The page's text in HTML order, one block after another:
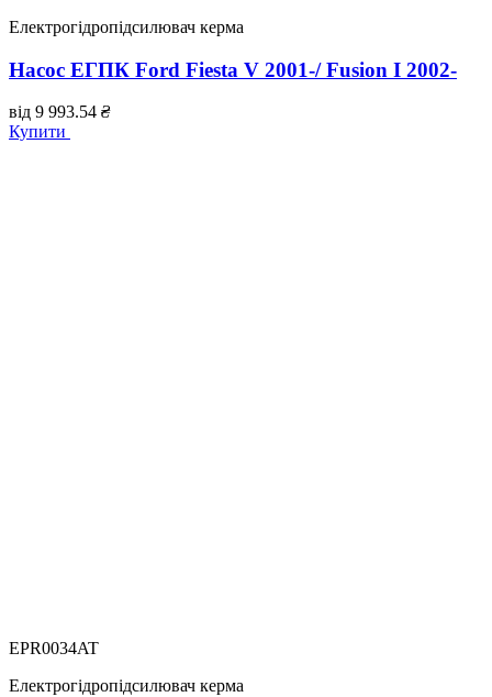
Електрогідропідсилювач керма
Насос ЕГПК Ford Fiesta V 2001-/ Fusion I 2002-
від 9 993.54 ₴
Купити
EPR0034AT
Електрогідропідсилювач керма